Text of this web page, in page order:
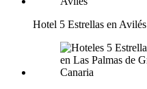
Hotel 5 Estrellas en Avilés